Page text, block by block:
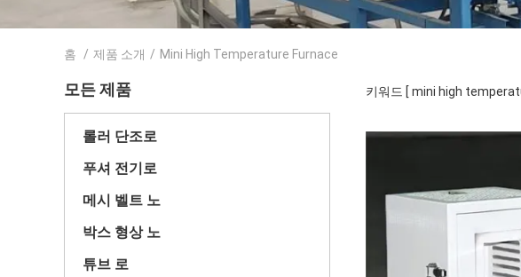
홈 / 제품 소개 / Mini High Temperature Furnace
모든 제품
롤러 단조로
푸셔 전기로
메시 벨트 노
박스 형상 노
튜브 로
키워드 [ mini high